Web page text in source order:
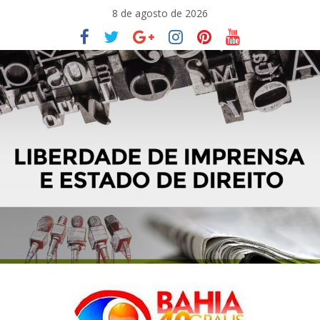
conteúdo
8 de agosto de 2026